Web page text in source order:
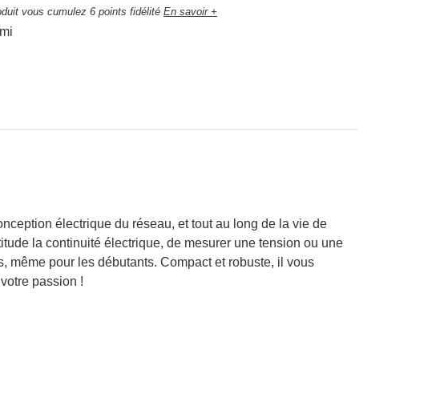
vous cumulez 6 points fidélité En savoir +
électrique du réseau, et tout au long de la vie de
la continuité électrique, de mesurer une tension ou une
pour les débutants. Compact et robuste, il vous
passion !